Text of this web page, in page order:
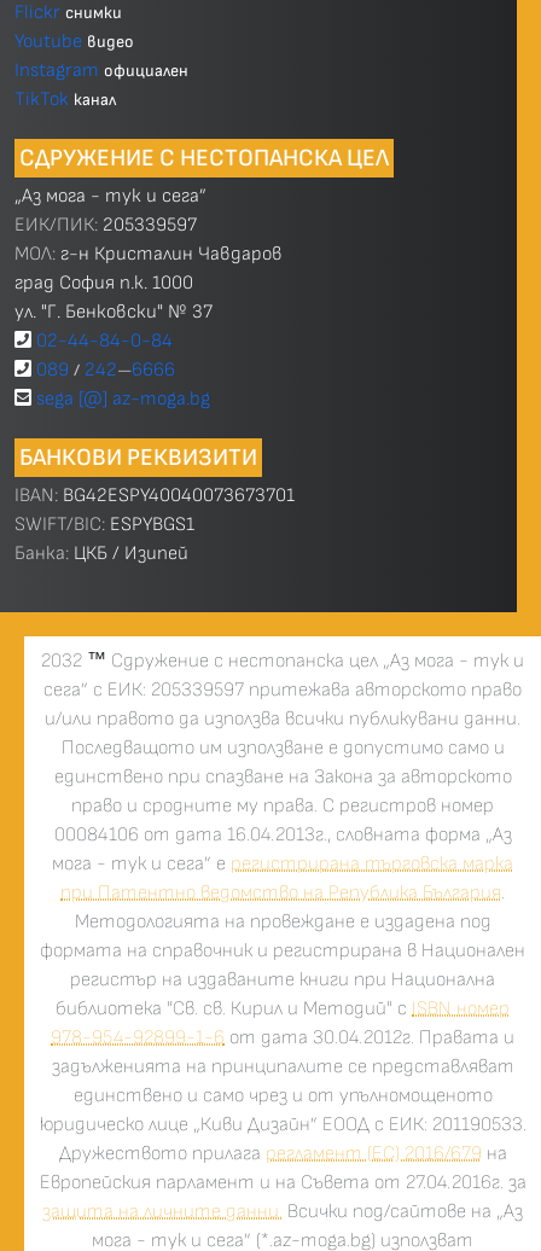
Flickr снимки
Youtube видео
Instagram официален
TikTok канал
СДРУЖЕНИЕ С НЕСТОПАНСКА ЦЕЛ
„Аз мога - тук и сега”
ЕИК/ПИК: 205339597
МОЛ: г-н Кристалин Чавдаров
град София п.к. 1000
ул. "Г. Бенковски" № 37
02-44-84-0-84
089 / 242—6666
sega [@] az-moga.bg
БАНКОВИ РЕКВИЗИТИ
IBAN: BG42ESPY40040073673701
SWIFT/BIC: ESPYBGS1
Банка: ЦКБ / Изипей
2032 ™ Сдружение с нестопанска цел „Аз мога - тук и
сега” с ЕИК: 205339597 притежава авторското право
и/или правото да използва всички публикувани данни.
Последващото им използване е допустимо само и
единствено при спазване на Закона за авторското
право и сродните му права. С регистров номер
00084106 от дата 16.04.2013г., словната форма „Аз
мога - тук и сега” е регистрирана търговска марка
при Патентно ведомство на Република България.
Методологията на провеждане е издадена под
формата на справочник и регистрирана в Национален
регистър на издаваните книги при Национална
библиотека "Св. св. Кирил и Методий" с ISBN номер
978-954-92899-1-6 от дата 30.04.2012г. Правата и
задълженията на принципалите се представляват
единствено и само чрез и от упълномощеното
юридическо лице „Киви Дизайн” ЕООД с ЕИК: 201190533.
Дружеството прилага регламент (ЕС) 2016/679 на
Европейския парламент и на Съвета от 27.04.2016г. за
защита на личните данни. Всички под/сайтове на „Аз
мога - тук и сега” (*.az-moga.bg) използват